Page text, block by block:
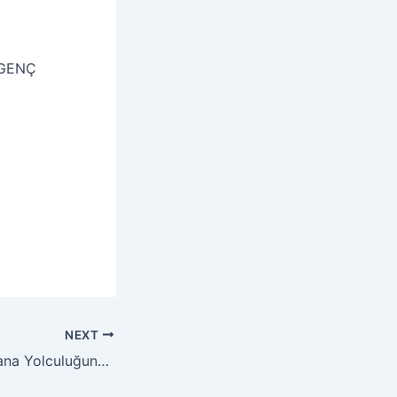
NEXT
İrfan Nehri’nde Mana Yolculuğuna Davetlisiniz